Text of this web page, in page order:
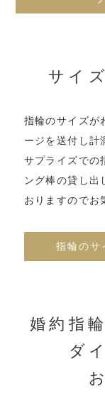
サイ
指輪のサイズが
ージを送付し計
サプライズでの
ング棒の貸し出
おりますのでお
指輪のサ
婚約指
ダ